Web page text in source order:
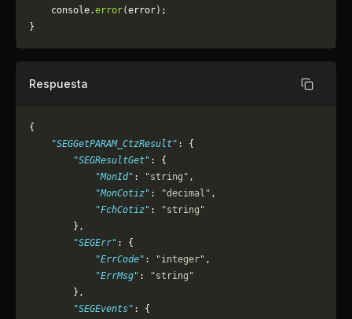
	console.
error(error);
}
Respuesta Copiar
{
    "SEGGetPARAM_CtzResult"
: {
        "SEGResultGet"
: {
            "MonId"
: "string" ,
            "MonCotiz"
: "decimal" ,
            "FchCotiz"
:
"string"
        },
        "SEGErr"
: {
            "ErrCode"
: "integer" ,
            "ErrMsg"
:
"string"
        },
        "SEGEvents"
: {